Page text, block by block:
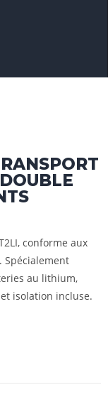
conforme aux
Spécialement
au lithium,
isolation incluse.